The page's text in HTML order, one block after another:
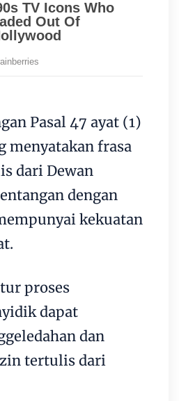
Pasal 47 ayat (1)
menyatakan frasa
dari Dewan
dengan
kekuatan
proses
dapat
dan
tertulis dari